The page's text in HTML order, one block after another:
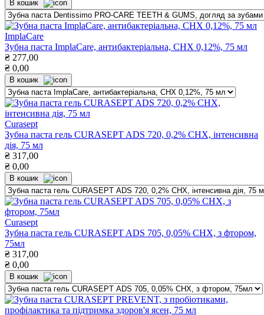
В кошик
ImplaCare
Зубна паста ImplaCare, антибактеріальна, СНХ 0,12%, 75 мл
₴ 277,00
₴ 0,00
В кошик
Curasept
Зубна паста гель CURASEPT ADS 720, 0,2% СНХ, інтенсивна
дія, 75 мл
₴ 317,00
₴ 0,00
В кошик
Curasept
Зубна паста гель CURASEPT ADS 705, 0,05% СНХ, з фтором,
75мл
₴ 317,00
₴ 0,00
В кошик